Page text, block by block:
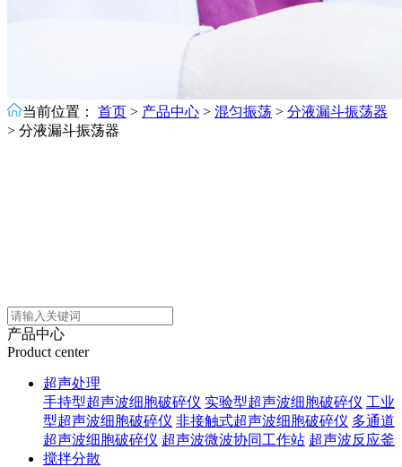
当前位置： 首页 > 产品中心 > 混匀振荡 > 分液漏斗振荡器
> 分液漏斗振荡器
产品中心
Product center
超声处理
手持型超声波细胞破碎仪 实验型超声波细胞破碎仪 工业
型超声波细胞破碎仪 非接触式超声波细胞破碎仪 多通道
超声波细胞破碎仪 超声波微波协同工作站 超声波反应釜
搅拌分散